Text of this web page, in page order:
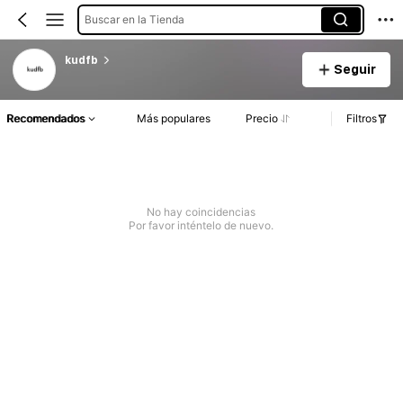
Buscar en la Tienda
kudfb
Seguir
Recomendados Más populares Precio Filtros
No hay coincidencias
Por favor inténtelo de nuevo.